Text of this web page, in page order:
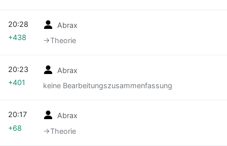
Abrax
→‎Theorie
20:28
+438
Abrax
keine Bearbeitungszusammenfassung
20:23
+401
Abrax
→‎Theorie
20:17
+68